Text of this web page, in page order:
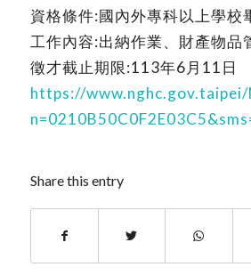
資格條件:國內外專科以上學校
工作內容:出納作業、財產物品
徵才截止期限:113年6月11日
https://www.nghc.gov.taipei/
Share this entry